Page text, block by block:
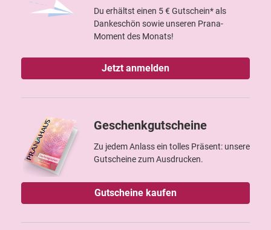
Du erhältst einen 5 € Gutschein* als
Dankeschön sowie unseren Prana-
Moment des Monats!
Jetzt anmelden
Geschenkgutscheine
Zu jedem Anlass ein tolles Präsent: unsere
Gutscheine zum Ausdrucken.
Gutscheine kaufen